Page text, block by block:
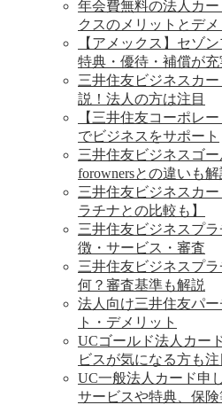
年会費無料の法人カ
クスのメリットとデメ
【アメックス】セゾ
特典・優待・補償が充
三井住友ビジネスカ
説！法人の方は注目
【三井住友コーポレ
でビジネスをサポート
三井住友ビジネスゴ
forownersとの違いも解
三井住友ビジネスカ
ラチナとの比較も】
三井住友ビジネスプ
徴・サービス・審査
三井住友ビジネスプ
何？審査基準も解説
法人向け三井住友パ
ト・デメリット
UCゴールド法人カー
ビスが気になる方も注
UC一般法人カード申
サービスや特典、保